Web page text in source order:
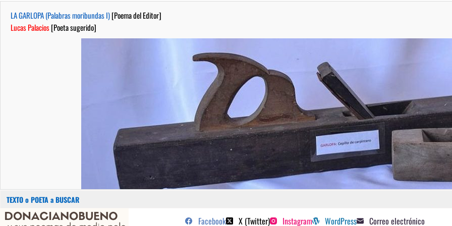
LA GARLOPA (Palabras moribundas I)[Poema del Editor]
Lucas Palacios[Poeta sugerido]
Buscar:
Saltar
...sus poemas de medio pelo y poetas sugeridos
Facebook X (Twitter) Instagram WordPress Correo electrónico